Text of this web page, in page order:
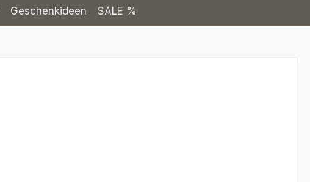
Geschenkideen SALE %